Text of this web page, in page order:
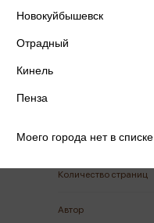
Год издания
Количество страниц
Автор
Новокуйбышевск
Отрадный
Кинель
Пенза
Моего города нет в списке